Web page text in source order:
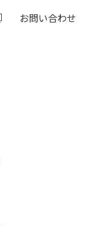
お問い合わせ